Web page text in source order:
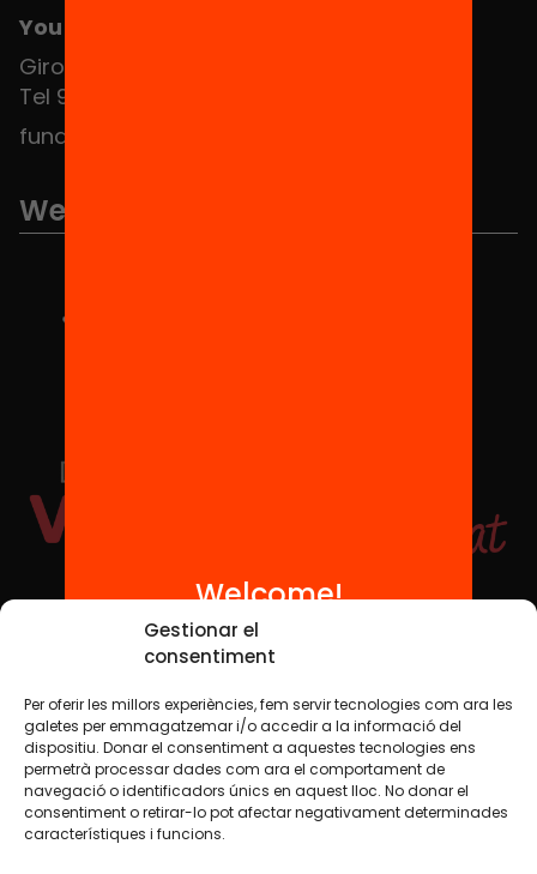
Gestionar el
consentiment
Per oferir les millors experiències, fem servir tecnologies com ara les
galetes per emmagatzemar i/o accedir a la informació del
dispositiu. Donar el consentiment a aquestes tecnologies ens
permetrà processar dades com ara el comportament de
navegació o identificadors únics en aquest lloc. No donar el
consentiment o retirar-lo pot afectar negativament determinades
característiques i funcions.
You can find us at the Social HUB
Girona 34, interior 08010 Barcelona
Tel 934 588 700
fundacio@equitat.org
We are part of...
Social Media
TW YTB IG FB IN
Legal NoticeCookie Policy
Welcome!